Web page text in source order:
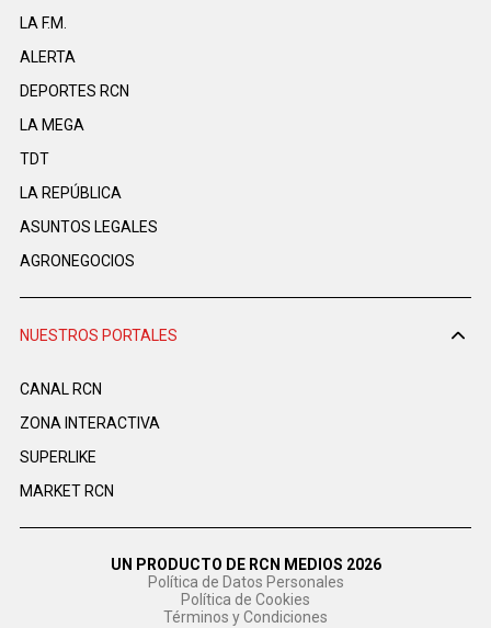
LA F.M.
ALERTA
DEPORTES RCN
LA MEGA
TDT
LA REPÚBLICA
ASUNTOS LEGALES
AGRONEGOCIOS
NUESTROS PORTALES
CANAL RCN
ZONA INTERACTIVA
SUPERLIKE
MARKET RCN
UN PRODUCTO DE RCN MEDIOS 2026
Política de Datos Personales
Política de Cookies
Términos y Condiciones